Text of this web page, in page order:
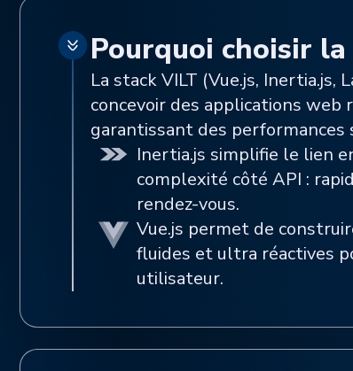
Pourquoi choisir la
La stack VILT (Vue.js,
concevoir des applications
garantissant des
Inertia.js simplifie le lien
complexité côté API :
rendez-vous.
Vue.js permet de
fluides et ultra réactives
utilisateur.